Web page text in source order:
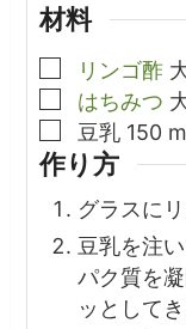
材料
▢リンゴ酢
▢
はちみつ
▢
豆乳 150
作り方
グラスに
豆乳を注
パク質を
ッとしてき